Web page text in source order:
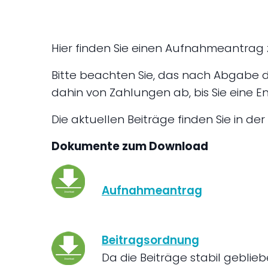
Hier finden Sie einen Aufnahmeantrag
Bitte beachten Sie, das nach Abgabe
dahin von Zahlungen ab, bis Sie eine
Die aktuellen Beiträge finden Sie in
Dokumente zum Download
Aufnahmeantrag
Beitragsordnung
Da die Beiträge stabil